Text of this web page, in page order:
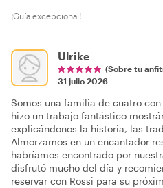
¡Guía excepcional!
Ulrike
(Sobre tu
31 julio 2026
Somos una familia de cuatro
hizo un trabajo fantástico
explicándonos la historia, las
Almorzamos en un encantador
habríamos encontrado por
disfrutó mucho del día y
reservar con Rossi para su